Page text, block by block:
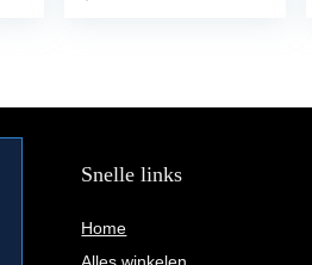
RFID,
tags
Snelle links
Home